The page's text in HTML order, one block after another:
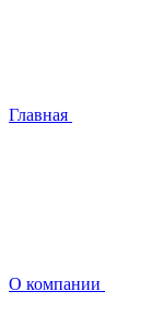
Главная
О компании